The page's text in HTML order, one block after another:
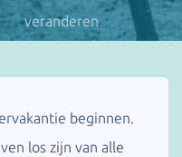
veranderen
beginnen.
los zijn van alle